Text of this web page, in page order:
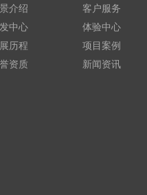
介绍
中心
历程
资质
客户服务
体验中心
项目案例
新闻资讯